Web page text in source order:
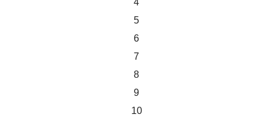
4
5
6
7
8
9
10